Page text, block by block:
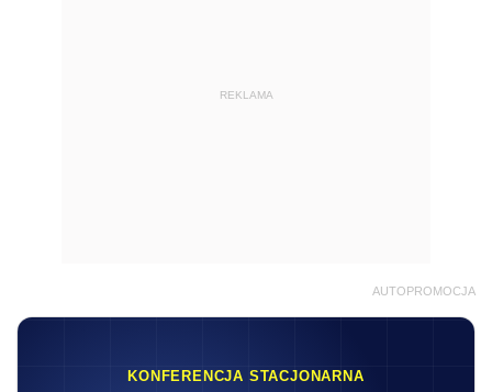
REKLAMA
AUTOPROMOCJA
KONFERENCJA STACJONARNA